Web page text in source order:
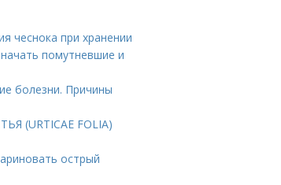
чеснока при хранении
помутневшие и
болезни. Причины
(URTICAE FOLIA)
острый